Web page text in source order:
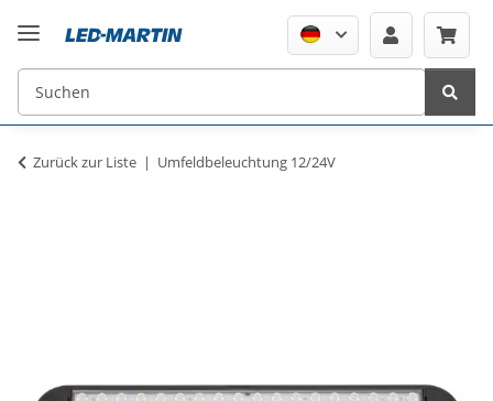
Zurück zur Liste Umfeldbeleuchtung 12/24V